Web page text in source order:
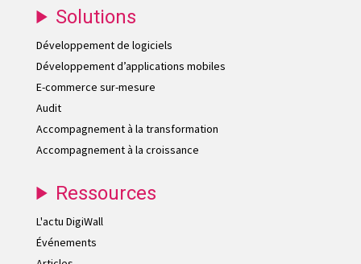
Solutions
Développement de logiciels
Développement d’applications mobiles
E-commerce sur-mesure
Audit
Accompagnement à la transformation
Accompagnement à la croissance
Ressources
L'actu DigiWall
Événements